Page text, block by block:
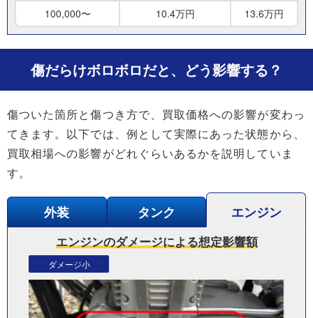
100,000〜
10.4万円 13.6万円
傷だらけボロボロだと、どう影響する？
傷ついた箇所と傷つき方で、買取価格への影響が変わっ
てきます。以下では、例として実際にあった状態から、
買取相場への影響がどれぐらいあるかを説明していま
す。
外装 タンク エンジン
エンジンのダメージによる想定影響額
ダメージ小